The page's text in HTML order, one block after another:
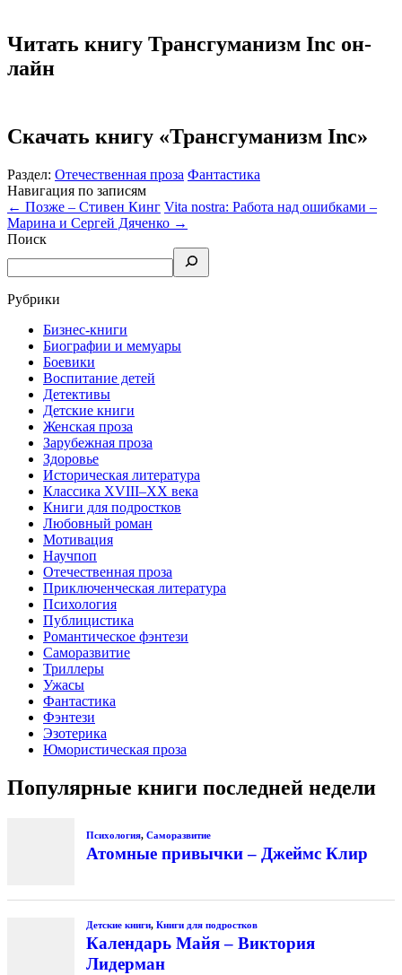
Читать книгу Трансгуманизм Inc он-
лайн
Скачать книгу «Трансгуманизм Inc»
Раздел: Отечественная проза Фантастика
Навигация по записям
← Позже – Стивен Кинг Vita nostra: Работа над ошибками –
Марина и Сергей Дяченко →
Поиск
Рубрики
Бизнес-книги
Биографии и мемуары
Боевики
Воспитание детей
Детективы
Детские книги
Женская проза
Зарубежная проза
Здоровье
Историческая литература
Классика XVIII–XX века
Книги для подростков
Любовный роман
Мотивация
Научпоп
Отечественная проза
Приключенческая литература
Психология
Публицистика
Романтическое фэнтези
Саморазвитие
Триллеры
Ужасы
Фантастика
Фэнтези
Эзотерика
Юмористическая проза
Популярные книги последней недели
Психология, Саморазвитие
Атомные привычки – Джеймс Клир
Детские книги, Книги для подростков
Календарь Майя – Виктория
Лидерман